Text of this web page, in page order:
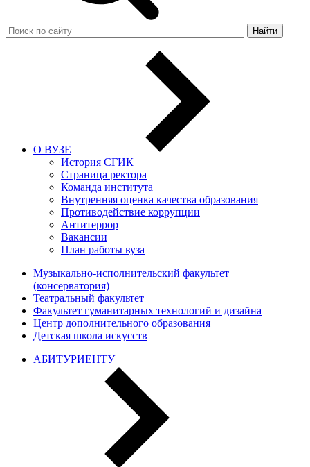
Найти
О ВУЗЕ
История СГИК
Страница ректора
Команда института
Внутренняя оценка качества образования
Противодействие коррупции
Антитеррор
Вакансии
План работы вуза
Музыкально-исполнительский факультет
(консерватория)
Театральный факультет
Факультет гуманитарных технологий и дизайна
Центр дополнительного образования
Детская школа искусств
АБИТУРИЕНТУ